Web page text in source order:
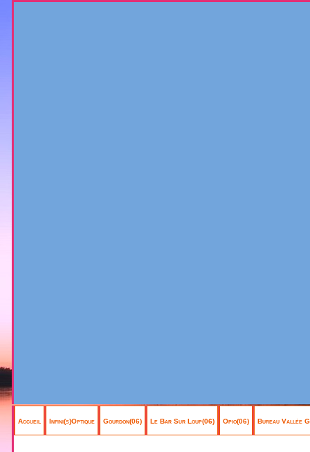
Accueil Infini(s)Optique Gourdon(06) Le Bar Sur Loup(06) Opio(06) Bureau Vallée